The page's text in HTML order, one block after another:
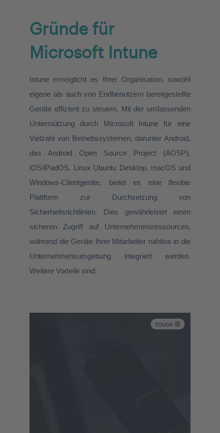
Gründe für
Microsoft Intune
Intune ermöglicht es Ihrer Organisation, sowohl
eigene als auch von Endbenutzern bereitgestellte
Geräte effizient zu steuern. Mit der umfassenden
Unterstützung durch Microsoft Intune für eine
Vielzahl von Betriebssystemen, darunter Android,
das Android Open Source Project (AOSP),
iOS/iPadOS, Linux Ubuntu Desktop, macOS und
Windows-Clientgeräte, bietet es eine flexible
Plattform zur Durchsetzung von
Sicherheitsrichtlinien. Dies gewährleistet einen
sicheren Zugriff auf Unternehmensressourcen,
während die Geräte Ihrer Mitarbeiter nahtlos in die
Unternehmensumgebung integriert werden.
Weitere Vorteile sind:
TOUCH
App-Bereitstellung, -Updates und -